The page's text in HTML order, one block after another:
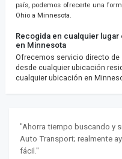
país, podemos ofrecerte una
Ohio a Minnesota.
Recogida en cualquier lugar
en Minnesota
Ofrecemos servicio directo de
desde cualquier ubicación
cualquier ubicación en
"Ahorra tiempo buscando y
Auto Transport; realmente
fácil."